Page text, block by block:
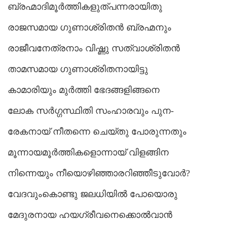
ബ്രഹ്മാദിമൂർത്തികളുത്പന്നരായിതു
രാജസമായ ഗുണാശ്രിതൻ ബ്രഹ്മനും
രാജീവനേത്രനാം വിഷ്ണു സത്വാശ്രിതൻ
താമസമായ ഗുണാശ്രിതനായിട്ടു
കാമാരിയും മുർത്തി ഭേദങ്ങളിങ്ങനെ
ലോക സർഗ്ഗസ്ഥിതി സംഹാരവും പുന-
രേകനായ് നീതന്നെ ചെയ്തു പോരുന്നതും
മൂന്നായമൂർത്തികളൊന്നായ് വിളങ്ങിന
നിന്നെയും നീയൊഴിഞ്ഞാരറിഞ്ഞീടുവോർ?
വേദവുംകൊണ്ടു ജലധിയിൽ പോയൊരു
മേദുരനായ ഹയഗ്രീവനെക്കൊൽവാൻ